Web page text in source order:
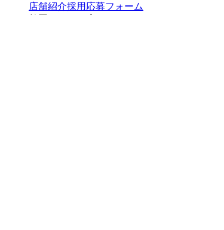
店舗紹介採用応募フォーム